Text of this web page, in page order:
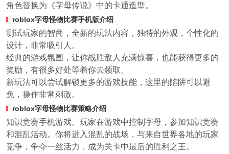
角色替换为《字母传说》中的卡通造型。
roblox字母怪物比赛手机版介绍
测试玩家的智商，全新的玩法内容，独特的外观，个性化的
设计，非常吸引人。
经典的游戏氛围，让你战胜敌人充满惊喜，也能获得更多的
奖励，有很多好处等着你去领取。
新玩法可以尝试解锁更多的游戏技能，这里的陷阱可以避
免，操作非常刺激。
roblox字母怪物比赛策略介绍
知识竞赛手机游戏。玩家在游戏中控制字母，参加知识竞赛
和混乱活动。你将进入混乱的战场，与来自世界各地的玩家
竞争，争夺一丝活力，成为关卡中最后的胜利之王。